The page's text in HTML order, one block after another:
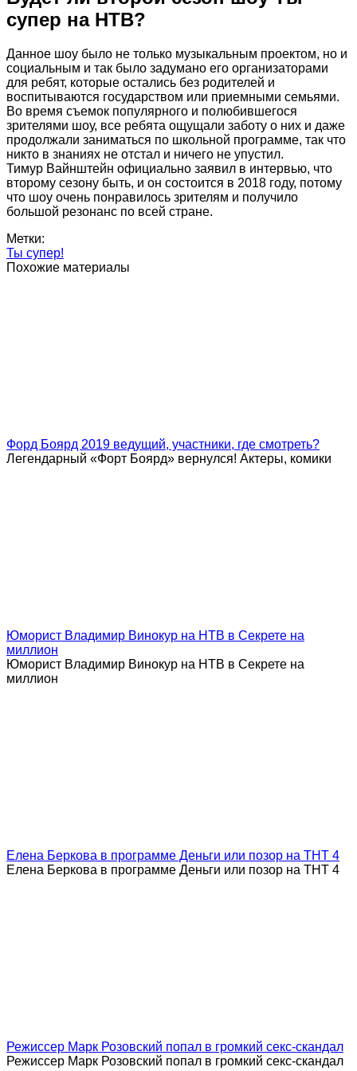
супер на НТВ?
Данное шоу было не только музыкальным проектом, но и
социальным и так было задумано его организаторами
для ребят, которые остались без родителей и
воспитываются государством или приемными семьями.
Во время съемок популярного и полюбившегося
зрителями шоу, все ребята ощущали заботу о них и даже
продолжали заниматься по школьной программе, так что
никто в знаниях не отстал и ничего не упустил.
Тимур Вайнштейн официально заявил в интервью, что
второму сезону быть, и он состоится в 2018 году, потому
что шоу очень понравилось зрителям и получило
большой резонанс по всей стране.
Метки:
Ты супер!
Похожие материалы
Форд Боярд 2019 ведущий, участники, где смотреть?
Легендарный «Форт Боярд» вернулся! Актеры, комики
Юморист Владимир Винокур на НТВ в Секрете на
миллион
Юморист Владимир Винокур на НТВ в Секрете на
миллион
Елена Беркова в программе Деньги или позор на ТНТ 4
Елена Беркова в программе Деньги или позор на ТНТ 4
Режиссер Марк Розовский попал в громкий секс-скандал
Режиссер Марк Розовский попал в громкий секс-скандал